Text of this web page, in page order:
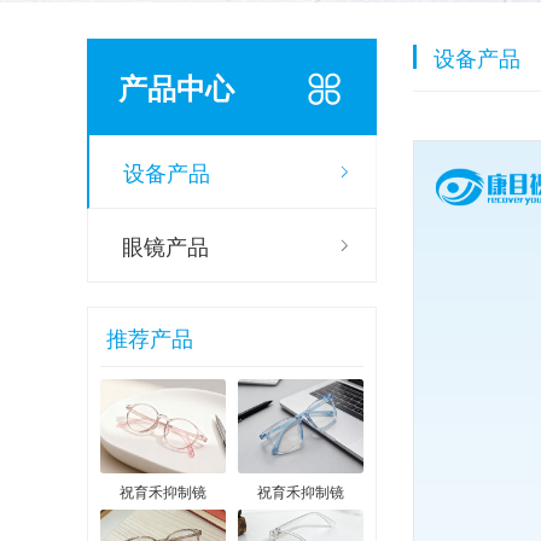
产品中心
设备产品
眼镜产品
推荐产品
祝育禾抑制镜 祝育禾抑制镜
设备产品